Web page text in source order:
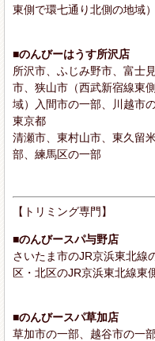
東側で環七通り北側の地域）
■のんびーはうす所沢店
所沢市、ふじみ野市、富士
市、狭山市（西武新宿線東
域）入間市の一部、川越市
東京都
清瀬市、東村山市、東久留
部、練馬区の一部
【トリミング専門】
■のんびースパ与野店
さいたま市のJR京浜東北線
区・北区のJR京浜東北線東
■のんびースパ草加店
草加市の一部、越谷市の一